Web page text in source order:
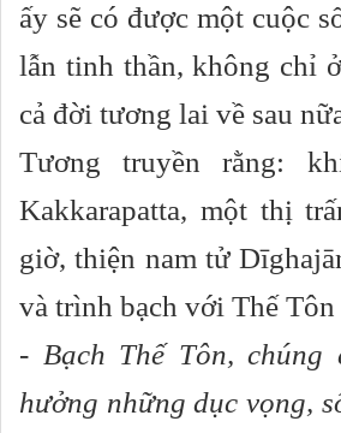
ấy sẽ có được một cuộc
lẫn tinh thần, không chỉ
cả đời tương lai về sau
Tương truyền rằng:
Kakkarapatta, một thị
giờ, thiện nam tử
và trình bạch với Thế Tôn
- Bạch Thế Tôn,
hưởng những dục vọng,